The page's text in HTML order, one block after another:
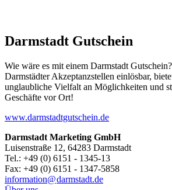
Darmstadt Gutschein
Wie wäre es mit einem Darmstadt
Darmstädter Akzeptanzstellen einlösbar,
unglaubliche Vielfalt an Möglichkeiten und
Geschäfte vor Ort!
www.darmstadtgutschein.de
Darmstadt Marketing GmbH
Luisenstraße 12, 64283 Darmstadt
Tel.: +49 (0) 6151 - 1345-13
Fax: +49 (0) 6151 - 1347-5858
information@darmstadt.de